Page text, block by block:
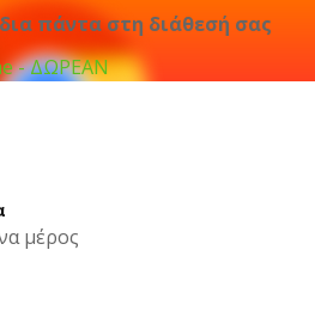
πάντα στη διάθεσή σας
- ΔΩΡΕΑΝ
μέρος